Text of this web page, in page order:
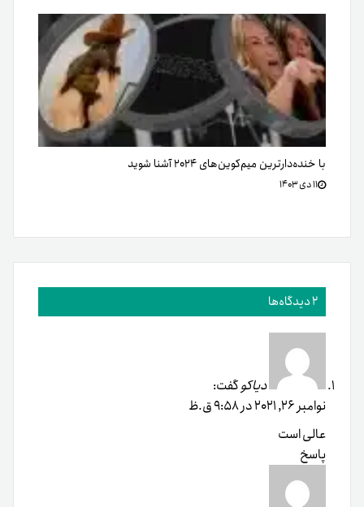
با خنده‌دارترین میم‌کوین‌های ۲۰۲۴ آشنا شوید
۱۱ دی ۱۴۰۳
2 دیدگاه‌ها
دیاکوگفت:
نوامبر 26, 2021 در 9:58 ق.ظ
عالی است
پاسخ